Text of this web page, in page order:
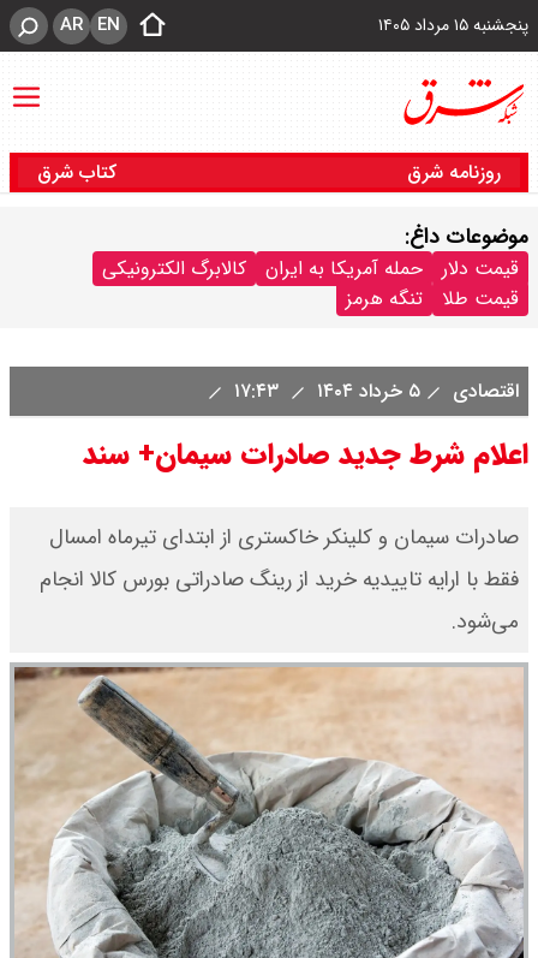
پنجشنبه ۱۵ مرداد ۱۴۰۵ EN
AR
روزنامه شرق کتاب شرق
موضوعات داغ:
قیمت دلار حمله آمریکا به ایران
کالابرگ الکترونیکی
قیمت طلا
تنگه هرمز
اقتصادی ۵ خرداد ۱۴۰۴
اعلام شرط جدید صادرات سیمان+ سند
صادرات سیمان و کلینکر خاکستری از ابتدای تیرماه امسال
فقط با ارایه تاییدیه خرید از رینگ صادراتی بورس کالا انجام
می‌شود.